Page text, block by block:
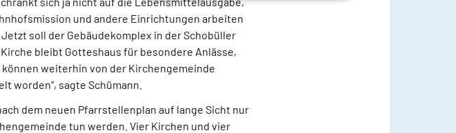
und andere Einrichtungen arbeiten
soll der Gebäudekomplex in der Schobüller
bleibt Gotteshaus für besondere Anlässe,
weiterhin von der Kirchengemeinde
worden“, sagte Schümann.
dem neuen Pfarrstellenplan auf lange Sicht nur
tun werden. Vier Kirchen und vier